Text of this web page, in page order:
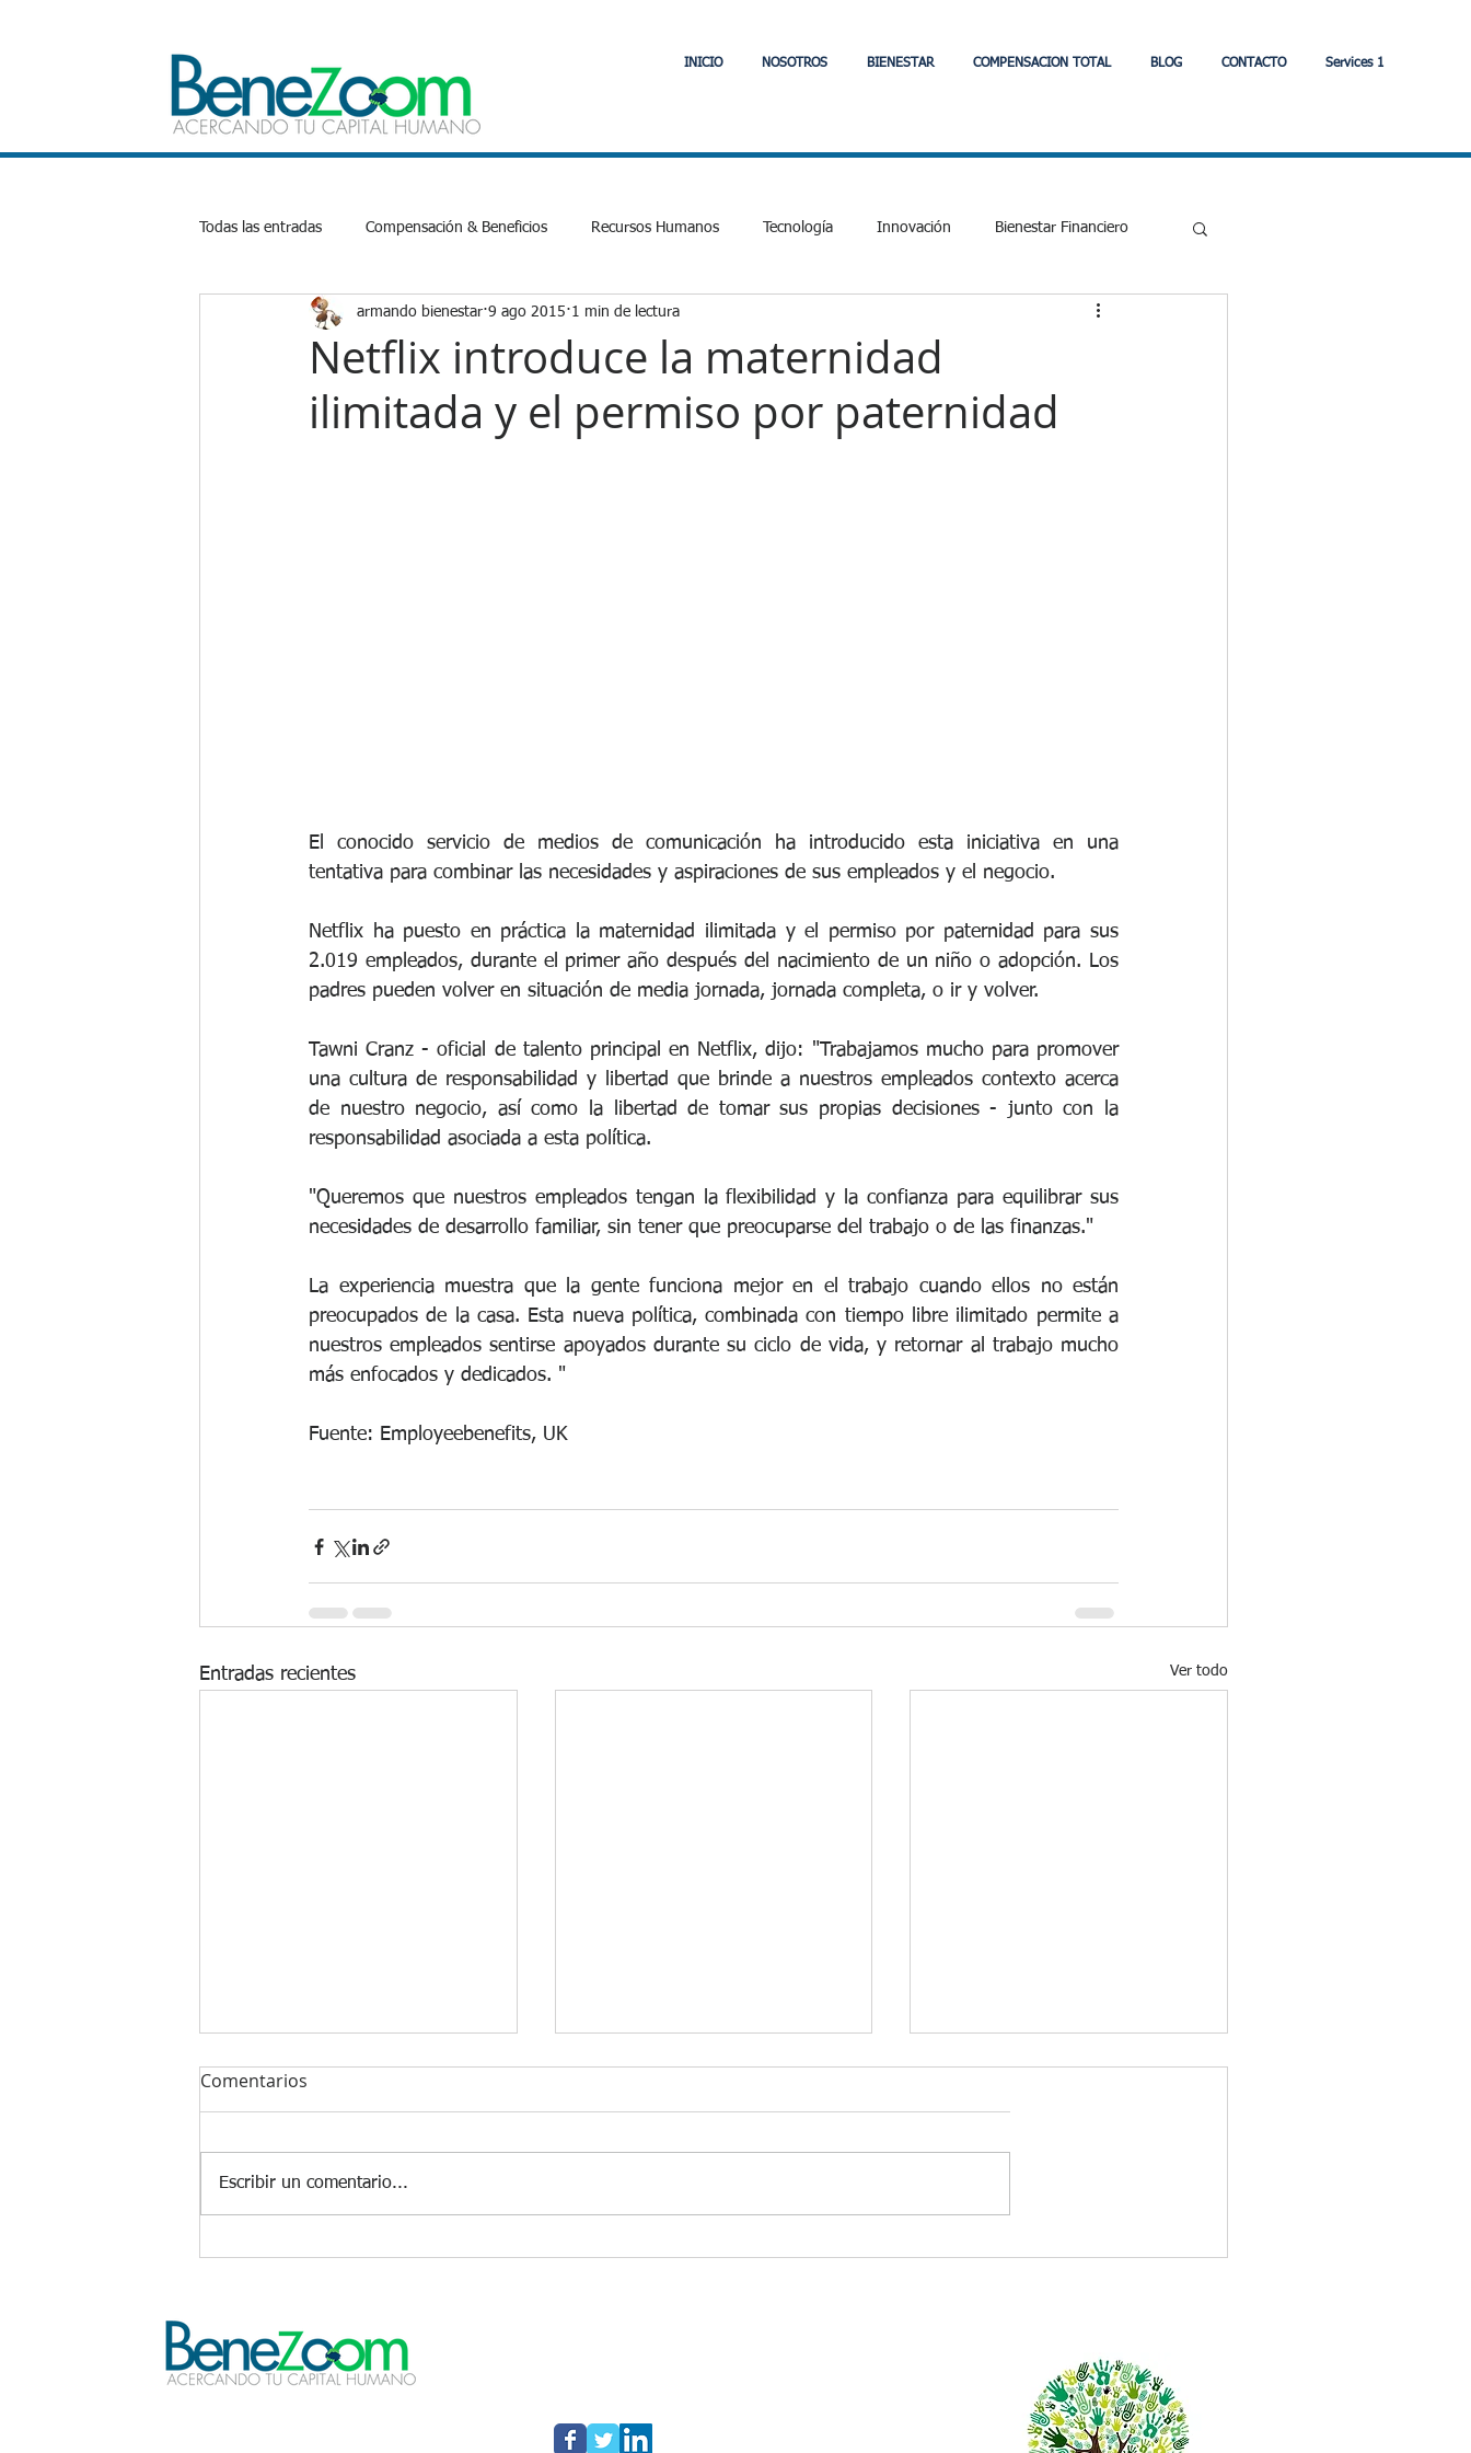
INICIO NOSOTROS BIENESTAR COMPENSACION TOTAL BLOG CONTACTO Services 1
Todas las entradas Compensación & Beneficios Recursos Humanos Tecnología Innovación Bienestar Financiero
Bienestar Emocional Salud Laboral y Tributario Comunidad
Productividad Inteligencia Artificial Fintech APIs Interoperabilidad Fintech Estrategia
Netflix introduce la maternidad
ilimitada y el permiso por paternidad
armando bienestar 9 ago 2015 1 min de lectura
El conocido servicio de medios de comunicación ha introducido esta iniciativa en una
tentativa para combinar las necesidades y aspiraciones de sus empleados y el negocio.
Netflix ha puesto en práctica la maternidad ilimitada y el permiso por paternidad para sus
2.019 empleados, durante el primer año después del nacimiento de un niño o adopción. Los
padres pueden volver en situación de media jornada, jornada completa, o ir y volver.
Tawni Cranz - oficial de talento principal en Netflix, dijo: "Trabajamos mucho para promover
una cultura de responsabilidad y libertad que brinde a nuestros empleados contexto acerca
de nuestro negocio, así como la libertad de tomar sus propias decisiones - junto con la
responsabilidad asociada a esta política.
"Queremos que nuestros empleados tengan la flexibilidad y la confianza para equilibrar sus
necesidades de desarrollo familiar, sin tener que preocuparse del trabajo o de las finanzas."
La experiencia muestra que la gente funciona mejor en el trabajo cuando ellos no están
preocupados de la casa. Esta nueva política, combinada con tiempo libre ilimitado permite a
nuestros empleados sentirse apoyados durante su ciclo de vida, y retornar al trabajo mucho
más enfocados y dedicados. "
Fuente: Employeebenefits, UK
Entradas recientes Ver todo
Comentarios
Escribir un comentario...